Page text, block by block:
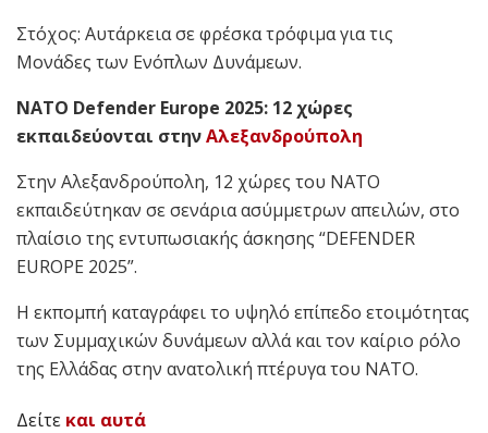
Στόχος: Αυτάρκεια σε φρέσκα τρόφιμα για τις
Μονάδες των Ενόπλων Δυνάμεων.
NATO Defender Europe 2025: 12 χώρες
εκπαιδεύονται στηνΑλεξανδρούπολη
Στην Αλεξανδρούπολη, 12 χώρες του NATO
εκπαιδεύτηκαν σε σενάρια ασύμμετρων απειλών, στο
πλαίσιο της εντυπωσιακής άσκησης “DEFENDER
EUROPE 2025”.
Η εκπομπή καταγράφει το υψηλό επίπεδο ετοιμότητας
των Συμμαχικών δυνάμεων αλλά και τον καίριο ρόλο
της Ελλάδας στην ανατολική πτέρυγα του NATO.
Δείτε και αυτά